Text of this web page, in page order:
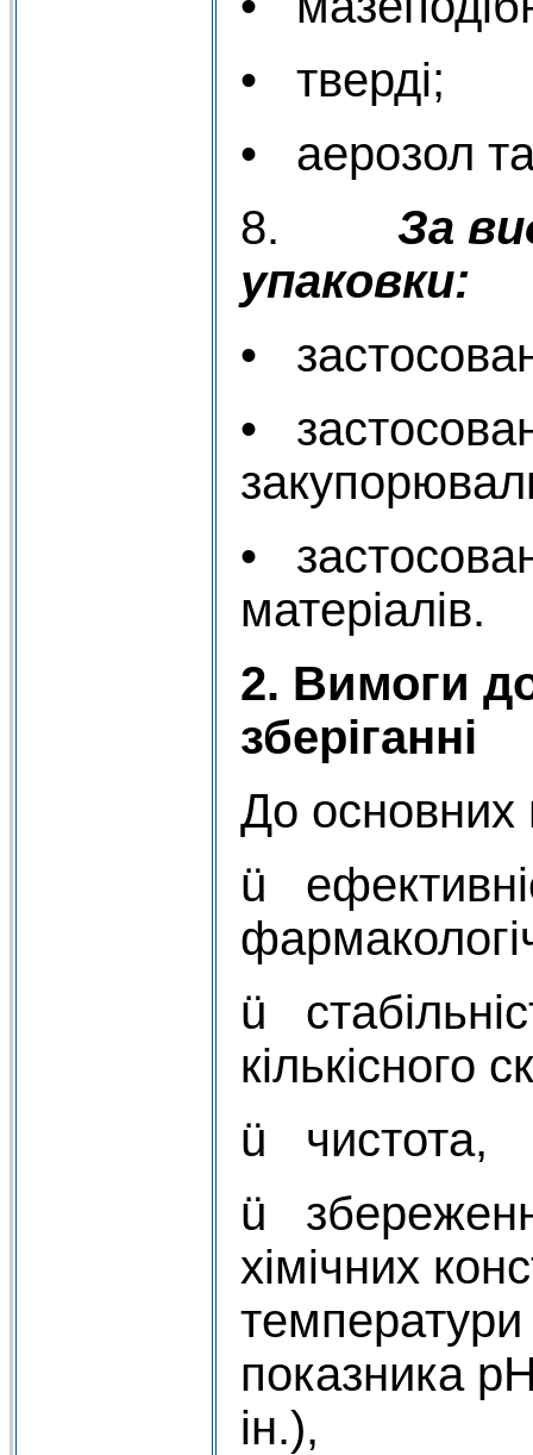
• тверді;
• аерозол
8. За
упаковки:
•
•
•
матеріалів.
2. Вимоги
зберіганні
До основних
ü
ü
кількісного
ü чистота,
ü
хімічних
показника
ін.),